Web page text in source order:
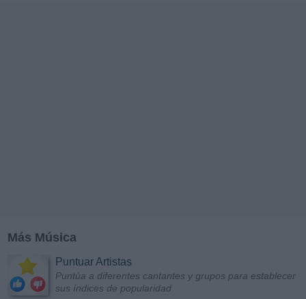
Más Música
Puntuar Artistas
Puntúa a diferentes cantantes y grupos para establecer
sus índices de popularidad